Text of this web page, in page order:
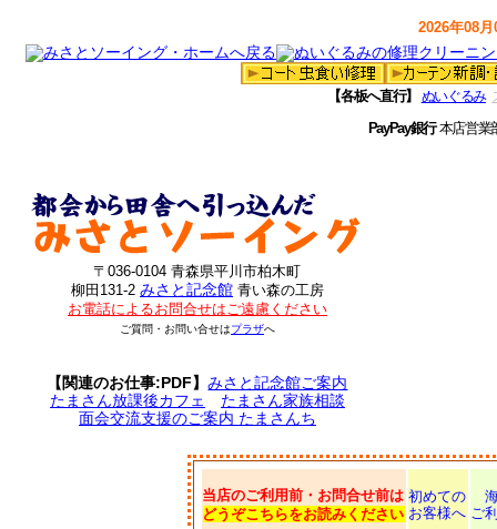
2026年08
【各板へ直行】 ぬいぐるみ
PayPay銀行本店営
〒036-0104 青森県平川市柏木町
柳田131-2 みさと記念館 青い森の工房
お電話によるお問合せはご遠慮ください
ご質問・お問い合せはプラザへ
【関連のお仕事:PDF】みさと記念館ご案内
たまさん放課後カフェ
たまさん家族相談
面会交流支援のご案内 たまさんち
当店のご利用前・お問合せ前は
どうぞこちらをお読みください
初めての
お客様へ ご